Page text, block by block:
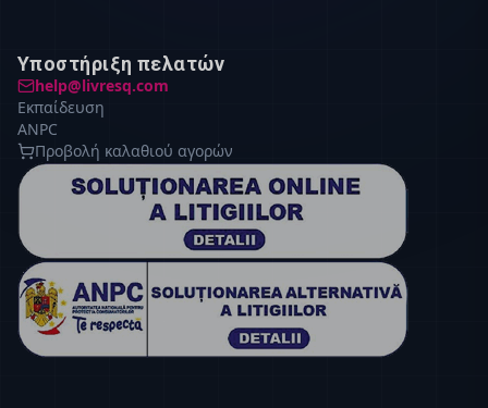
Υποστήριξη πελατών
help@livresq.com
Εκπαίδευση
ANPC
Προβολή καλαθιού αγορών